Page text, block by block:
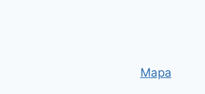
Mapa